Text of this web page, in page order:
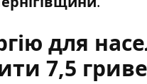
для
7,5